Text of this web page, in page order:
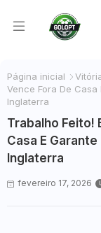
Página inicial
Vence Fora De
Inglaterra
Trabalho Feito!
Casa E
Inglaterra
fevereiro 17, 2026